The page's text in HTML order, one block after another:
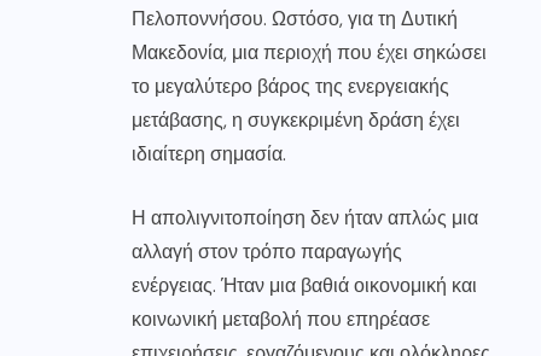
Πελοποννήσου. Ωστόσο, για τη Δυτική
Μακεδονία, μια περιοχή που έχει σηκώσει
το μεγαλύτερο βάρος της ενεργειακής
μετάβασης, η συγκεκριμένη δράση έχει
ιδιαίτερη σημασία.
Η απολιγνιτοποίηση δεν ήταν απλώς μια
αλλαγή στον τρόπο παραγωγής
ενέργειας. Ήταν μια βαθιά οικονομική και
κοινωνική μεταβολή που επηρέασε